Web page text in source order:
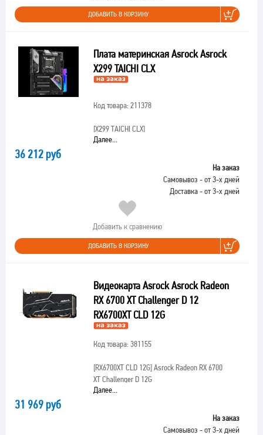
ДОБАВИТЬ В КОРЗИНУ
Плата материнская Asrock Asrock
X299 TAICHI CLX
Код товара: 211378
[X299 TAICHI CLX]
Далее...
36 212 руб
На заказ
Самовывоз - от 3-х дней
Доставка - от 3-х дней
Добавить к сравнению
ДОБАВИТЬ В КОРЗИНУ
Видеокарта Asrock Asrock Radeon
RX 6700 XT Challenger D 12
RX6700XT CLD 12G
Код товара: 381155
[RX6700XT CLD 12G]Asrock Radeon RX 6700
XT Challenger D 12G
Далее...
31 969 руб
На заказ
Самовывоз - от 3-х дней